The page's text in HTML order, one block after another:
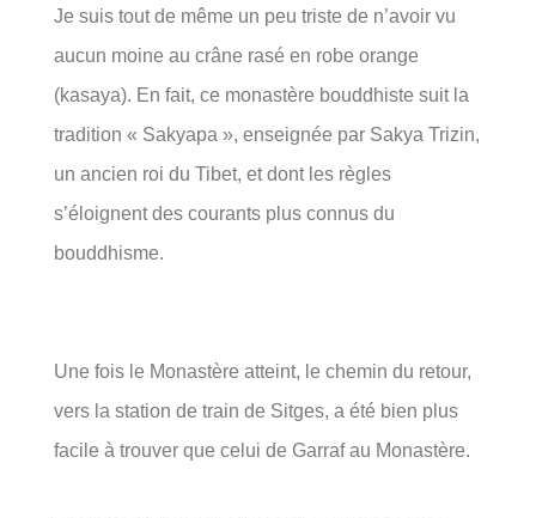
Je suis tout de même un peu triste de n’avoir vu
aucun moine au crâne rasé en robe orange
(kasaya). En fait, ce monastère bouddhiste suit la
tradition « Sakyapa », enseignée par Sakya Trizin,
un ancien roi du Tibet, et dont les règles
s’éloignent des courants plus connus du
bouddhisme.
Une fois le Monastère atteint, le chemin du retour,
vers la station de train de Sitges, a été bien plus
facile à trouver que celui de Garraf au Monastère.